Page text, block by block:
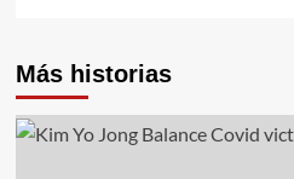
Más historias